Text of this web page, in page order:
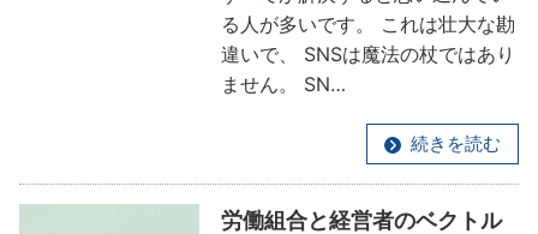
る人が多いです。 これは壮大な勘
違いで、 SNSは魔法の杖ではあり
ません。 SN…
続きを読む
労働組合と経営者のベクトル